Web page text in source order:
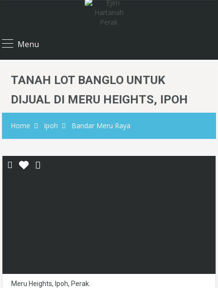
Menu
TANAH LOT BANGLO UNTUK
DIJUAL DI MERU HEIGHTS, IPOH
Home Ipoh Bandar Meru Raya
Meru Heights, Ipoh, Perak.